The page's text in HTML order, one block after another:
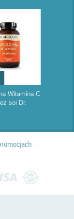
Witamina C
soi Dr.
-